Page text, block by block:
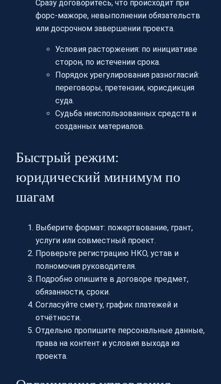
Сразу договоритесь, что происходит при
форс-мажоре, невыполнении обязательств
или досрочном завершении проекта.
Условия расторжения: по инициативе
сторон, по истечении срока.
Порядок урегулирования разногласий:
переговоры, претензии, юрисдикция
суда.
Судьба неиспользованных средств и
созданных материалов.
Быстрый режим:
юридический минимум по
шагам
Выберите формат: пожертвование, грант,
услуги или совместный проект.
Проверьте регистрацию НКО, устав и
полномочия руководителя.
Подробно опишите в договоре предмет,
обязанности, сроки.
Согласуйте смету, график платежей и
отчётности.
Отдельно пропишите персональные данные,
права на контент и условия выхода из
проекта.